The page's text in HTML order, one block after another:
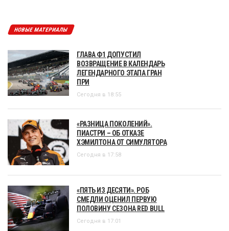
НОВЫЕ МАТЕРИАЛЫ
ГЛАВА Ф1 ДОПУСТИЛ
ВОЗВРАЩЕНИЕ В КАЛЕНДАРЬ
ЛЕГЕНДАРНОГО ЭТАПА ГРАН
ПРИ
Сегодня в 18:55
«РАЗНИЦА ПОКОЛЕНИЙ».
ПИАСТРИ – ОБ ОТКАЗЕ
ХЭМИЛТОНА ОТ СИМУЛЯТОРА
Сегодня в 17:58
«ПЯТЬ ИЗ ДЕСЯТИ». РОБ
СМЕДЛИ ОЦЕНИЛ ПЕРВУЮ
ПОЛОВИНУ СЕЗОНА RED BULL
Сегодня в 17:01